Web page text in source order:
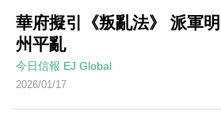
華府擬引《叛亂法》 派軍明
州平亂
今日信報 EJ Global
2026/01/17